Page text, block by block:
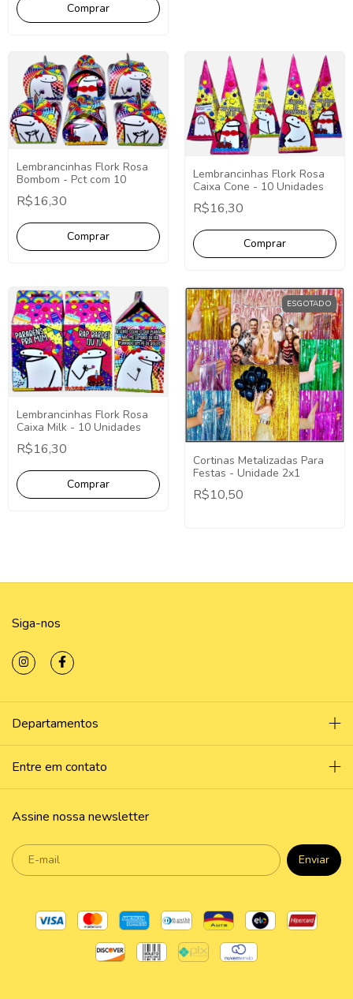
Lembrancinhas Flork Rosa
Bombom - Pct com 10
R$16,30
Lembrancinhas Flork Rosa
Caixa Cone - 10 Unidades
R$16,30
Lembrancinhas Flork Rosa
Caixa Milk - 10 Unidades
R$16,30
ESGOTADO
Cortinas Metalizadas Para
Festas - Unidade 2x1
R$10,50
Siga-nos
Departamentos
Entre em contato
Assine nossa newsletter